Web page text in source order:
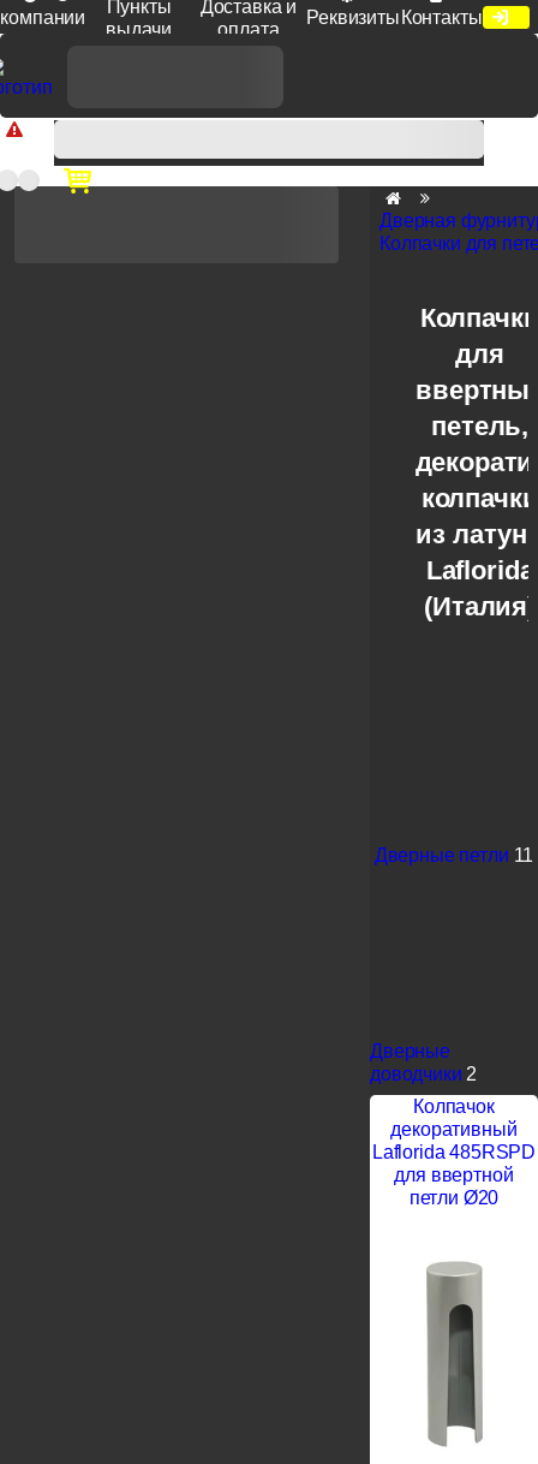
компании
Пункты
выдачи
Доставка и
оплата
Реквизиты Контакты
Доп. скидка от цен на сайте 7% при заказе от 50 тыс. руб
продукции Venezia, Fratelli, Tupai, Extreza, Melodia, Forme при
оплате по счету.
Дверная
Колпачки для
для
петель,
колпачки
из
Laflorida
(Италия)
Дверные петли 11
Дверные
доводчики 2
Колпачок
декоративный
Laflorida 485RSPD
для ввертной
петли Ø20